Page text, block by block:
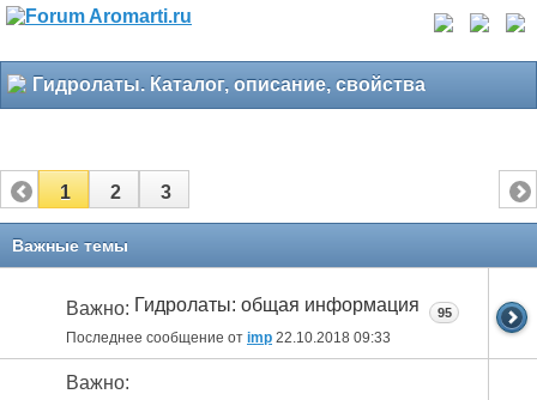
Гидролаты. Каталог, описание, свойства
1 2 3
Важные темы
Важно: Гидролаты: общая информация
Последнее сообщение от imp 22.10.2018 09:33
95
Важно: